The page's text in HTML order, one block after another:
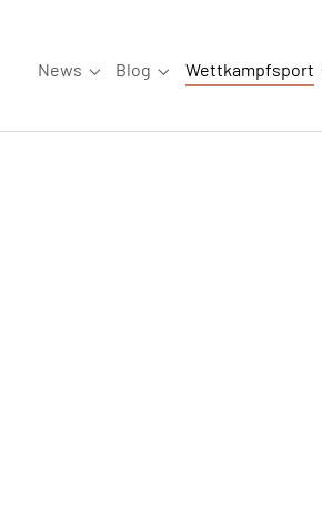
News
Submenu for "News"
Blog
Submenu for "Blog"
Wettkampfsport